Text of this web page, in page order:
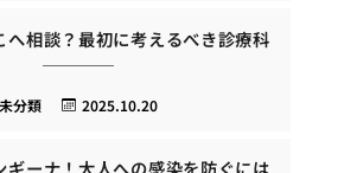
へ相談？最初に考えるべき診療科
2025.10.20
未分類
ギーナ！大人への感染を防ぐには